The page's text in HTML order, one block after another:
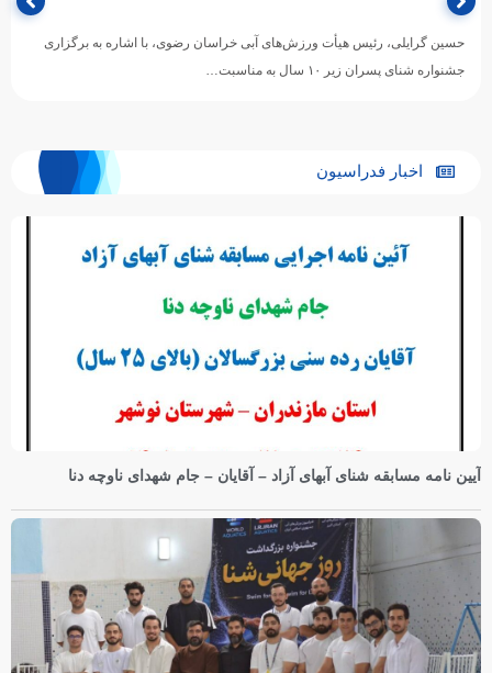
حسین گرایلی، رئیس هیأت ورزش‌های آبی خراسان رضوی، با اشاره به برگزاری
جشنواره شنای پسران زیر ۱۰ سال به مناسبت…
اخبار فدراسیون
آیین نامه مسابقه شنای آبهای آزاد – آقایان – جام شهدای ناوچه دنا